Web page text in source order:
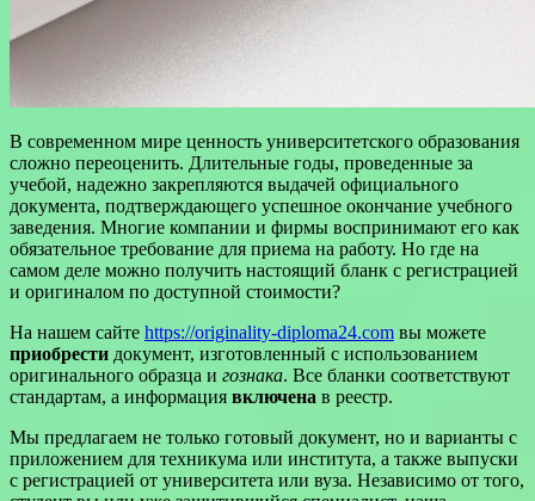
В современном мире ценность университетского образования
сложно переоценить. Длительные годы, проведенные за
учебой, надежно закрепляются выдачей официального
документа, подтверждающего успешное окончание учебного
заведения. Многие компании и фирмы воспринимают его как
обязательное требование для приема на работу. Но где на
самом деле можно получить настоящий бланк с регистрацией
и оригиналом по доступной стоимости?
На нашем сайте https://originality-diploma24.com вы можете
приобрести документ, изготовленный с использованием
оригинального образца и гознака. Все бланки соответствуют
стандартам, а информация включена в реестр.
Мы предлагаем не только готовый документ, но и варианты с
приложением для техникума или института, а также выпуски
с регистрацией от университета или вуза. Независимо от того,